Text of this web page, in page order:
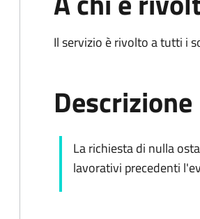
Il servizio è rivolto a tutti i
Descrizione
La richiesta di nulla
lavorativi precedenti